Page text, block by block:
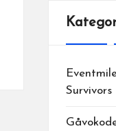
Survivors